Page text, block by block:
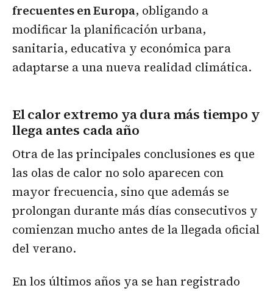
frecuentes en Europa, obligando a
modificar la planificación urbana,
sanitaria, educativa y económica para
adaptarse a una nueva realidad climática.
El calor extremo ya dura más tiempo y
llega antes cada año
Otra de las principales conclusiones es que
las olas de calor no solo aparecen con
mayor frecuencia, sino que además se
prolongan durante más días consecutivos y
comienzan mucho antes de la llegada oficial
del verano.
En los últimos años ya se han registrado